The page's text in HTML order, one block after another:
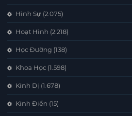
Hình Sự (2.075)
Hoạt Hình (2.218)
Học Đường (138)
Khoa Học (1.598)
Kinh Dị (1.678)
Kinh Điển (15)